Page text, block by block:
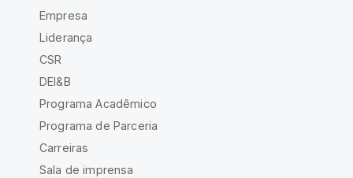
Empresa
Liderança
CSR
DEI&B
Programa Acadêmico
Programa de Parceria
Carreiras
Sala de imprensa